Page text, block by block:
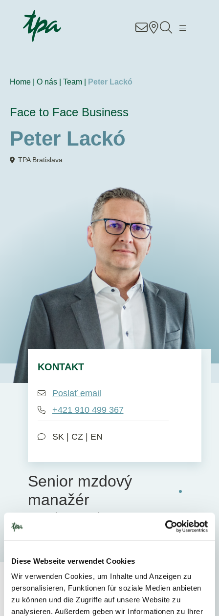
Diese Webseite verwendet Cookies
Wir verwenden Cookies, um Inhalte und Anzeigen zu
personalisieren, Funktionen für soziale Medien anbieten
zu können und die Zugriffe auf unsere Website zu
analysieren. Außerdem geben wir Informationen zu Ihrer
Know-how
Sektory
O nás
Kariéra
Home | O nás | Team | Peter Lackó
Face to Face Business
Peter Lackó
TPA Bratislava
KONTAKT
Poslať email
+421 910 499 367
SK | CZ | EN
Senior mzdový
manažér
HR konzultant
Špecializácia